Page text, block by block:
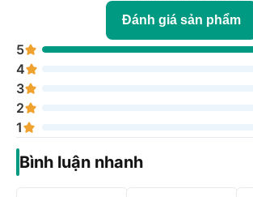
Đánh giá sản phẩm
5
4
3
2
1
Bình luận nhanh